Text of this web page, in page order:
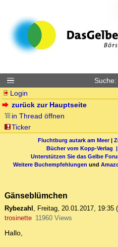
Suche:
Login
zurück zur Hauptseite
in Thread öffnen
Ticker
Fluchtburg autark am Meer|
Bücher vom Kopp-Verlag |
Unterstützen Sie das Gelbe
Weitere Buchempfehlungen und
Gänseblümchen
Rybezahl , Freitag, 20.01.2017, 19:35
trosinette 11960 Views
Hallo,